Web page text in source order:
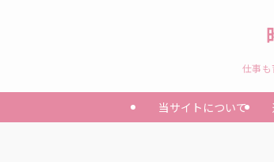
仕事も
当サイトについて